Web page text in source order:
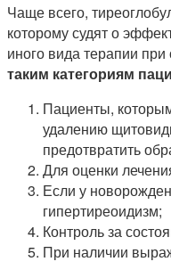
Чаще всего,
которому судят о
иного вида терапии
таким категориям
Пациенты,
удалению
предотвратить
Для оценки
Если у
гипертиреоидизм;
Контроль за
При наличии